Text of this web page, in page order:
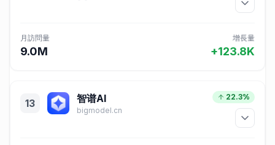
月訪問量
9.0M
增長量
+123.8K
13 智谱AI
bigmodel.cn
22.3%